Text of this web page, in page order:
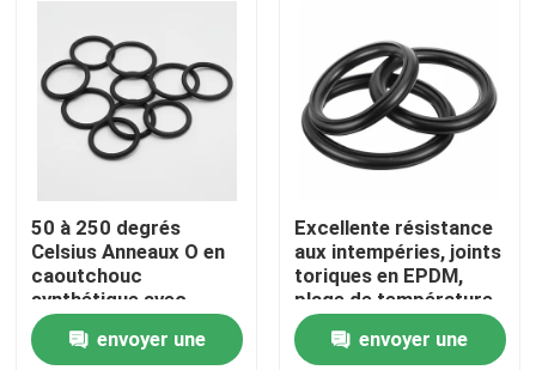
Produits
Vidéos
50 à 250 degrés
Celsius Anneaux O en
caoutchouc
synthétique avec
compression 35%
Conçus pour une
envoyer une
Excellente résistance
aux intempéries, joints
toriques en EPDM,
plage de température
de moins 50 à 250
degrés Celsius avec
envoyer une